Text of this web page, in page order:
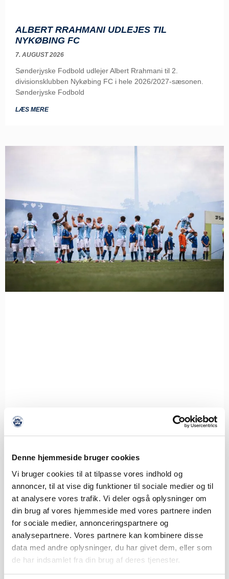
Denne hjemmeside bruger cookies
Vi bruger cookies til at tilpasse vores indhold og
annoncer, til at vise dig funktioner til sociale medier og til
at analysere vores trafik. Vi deler også oplysninger om
din brug af vores hjemmeside med vores partnere inden
for sociale medier, annonceringspartnere og
analysepartnere. Vores partnere kan kombinere disse
data med andre oplysninger, du har givet dem, eller som
de har indsamlet fra din brug af deres tjenester.
ALBERT RRAHMANI UDLEJES TIL
NYKØBING FC
7. AUGUST 2026
Sønderjyske Fodbold udlejer Albert Rrahmani til 2.
divisionsklubben Nykøbing FC i hele 2026/2027-sæsonen.
Sønderjyske Fodbold
LÆS MERE
BETANO POKALEN
6. AUGUST 2026
Vi træder ind i 2. runde af Betano Pokalen, hvor Thisted FC
fra 2. division
LÆS MERE